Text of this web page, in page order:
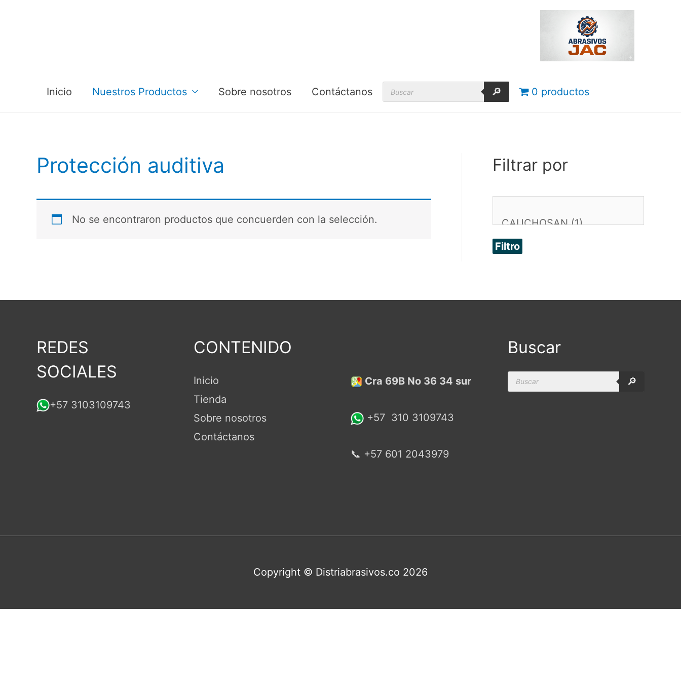
Inicio Nuestros Productos Sobre nosotros Contáctanos
Products
search
🔎 0 productos
Protección auditiva
No se encontraron productos que concuerden con la selección.
Filtrar por
Filtro
REDES
SOCIALES
+57 3103109743
CONTENIDO
Inicio
Tienda
Sobre nosotros
Contáctanos
Cra 69B No 36 34 sur
+57 310 3109743
📞 +57 601 2043979
Buscar
Products
search
🔎
Copyright © Distriabrasivos.co 2026